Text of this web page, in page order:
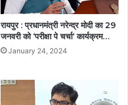
रायपुर : प्रधानमंत्री नरेन्द्र मोदी का 29
जनवरी को ‘परीक्षा पे चर्चा‘ कार्यक्रम…
January 24, 2024